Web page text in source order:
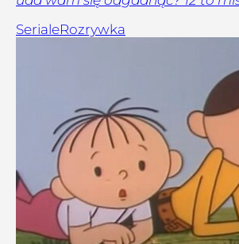
SerialeRozrywka